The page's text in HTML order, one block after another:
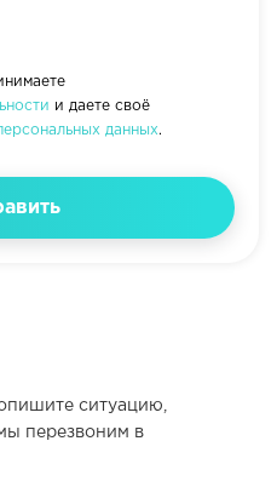
ситуацию,
перезвоним в
и даете своё
данных.